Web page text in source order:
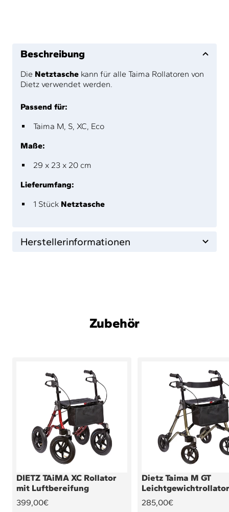
Beschreibung
Die Netztasche kann für alle Taima Rollatoren von
Dietz verwendet werden.
Passend für:
Taima M, S, XC, Eco
Maße:
29 x 23 x 20 cm
Lieferumfang:
1 Stück Netztasche
Herstellerinformationen
Zubehör
DIETZ TAiMA XC Rollator
mit Luftbereifung
Angebotspreis
399,00€
Dietz Taima M GT
Leichtgewichtrollator
Angebotspreis
285,00€